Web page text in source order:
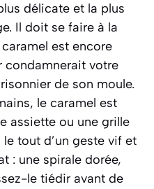
délicate et la plus
Il doit se faire à la
est encore
condamnerait votre
de son moule.
le caramel est
assiette ou une grille
tout d’un geste vif et
: une spirale dorée,
le tiédir avant de